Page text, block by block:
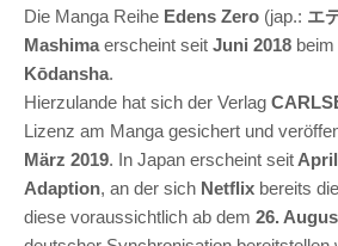
Die Manga Reihe Edens Zero (jap.: エ
Mashimaerscheint seit Juni 2018
Kōdansha.
Hierzulande hat sich der Verlag
Lizenz am Manga gesichert und
März 2019. In Japan erscheint seit
Adaption, an der sich Netflix bereits
diese voraussichtlich ab dem 26.